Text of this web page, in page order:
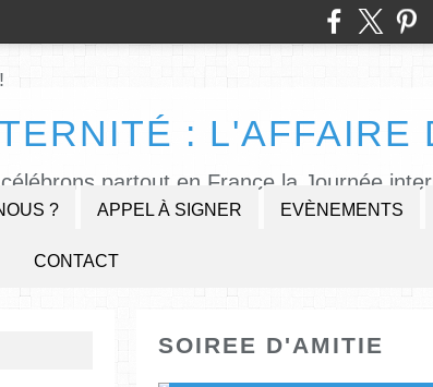
: L'AFFAIRE
partout en France la Journée
? APPEL À SIGNER EVÈNEMENTS
CONTACT
SOIREE D'AMITIE